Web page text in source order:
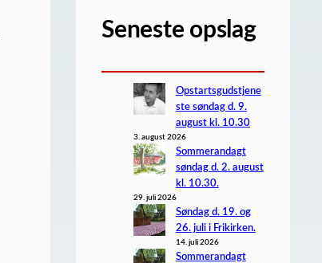
Seneste opslag
Opstartsgudstjene
ste søndag d. 9.
august kl. 10.30
3. august 2026
Sommerandagt
søndag d. 2. august
kl. 10.30.
29. juli 2026
Søndag d. 19. og
26. juli i Frikirken.
14. juli 2026
Sommerandagt